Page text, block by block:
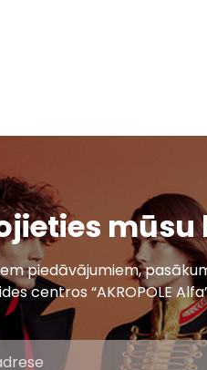
piedāvājumiem,
centros “AKROPOLE Alfa”